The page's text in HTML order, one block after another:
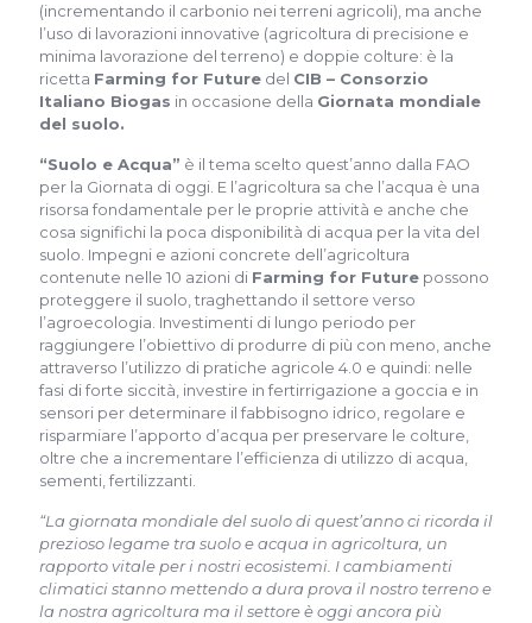
(incrementando il carbonio nei terreni agricoli), ma anche
l’uso di lavorazioni innovative (agricoltura di precisione e
minima lavorazione del terreno) e doppie colture: è la
ricetta Farming for Future del CIB – Consorzio
Italiano Biogas in occasione della Giornata mondiale
del suolo.
“Suolo e Acqua” è il tema scelto quest’anno dalla FAO
per la Giornata di oggi. E l’agricoltura sa che l’acqua è una
risorsa fondamentale per le proprie attività e anche che
cosa significhi la poca disponibilità di acqua per la vita del
suolo. Impegni e azioni concrete dell’agricoltura
contenute nelle 10 azioni di Farming for Future possono
proteggere il suolo, traghettando il settore verso
l’agroecologia. Investimenti di lungo periodo per
raggiungere l’obiettivo di produrre di più con meno, anche
attraverso l’utilizzo di pratiche agricole 4.0 e quindi: nelle
fasi di forte siccità, investire in fertirrigazione a goccia e in
sensori per determinare il fabbisogno idrico, regolare e
risparmiare l’apporto d’acqua per preservare le colture,
oltre che a incrementare l’efficienza di utilizzo di acqua,
sementi, fertilizzanti.
“La giornata mondiale del suolo di quest’anno ci ricorda il
prezioso legame tra suolo e acqua in agricoltura, un
rapporto vitale per i nostri ecosistemi. I cambiamenti
climatici stanno mettendo a dura prova il nostro terreno e
la nostra agricoltura ma il settore è oggi ancora più